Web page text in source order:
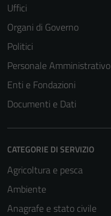
Uffici
Organi di Governo
Politici
Personale Amministrativo
Enti e Fondazioni
Documenti e Dati
CATEGORIE DI SERVIZIO
Agricoltura e pesca
Ambiente
Anagrafe e stato civile